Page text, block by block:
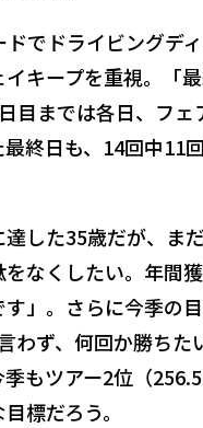
でドライビングデ
キープを重視。「
目までは各日、フ
終日も、14回中11
した35歳だが、ま
なくしたい。年間
す」。さらに今季の
わず、何回か勝ち
もツアー2位（
標だろう。